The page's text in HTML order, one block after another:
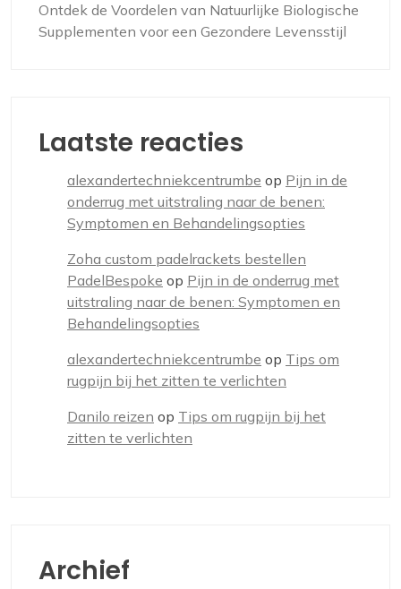
Ontdek de Voordelen van Natuurlijke Biologische
Supplementen voor een Gezondere Levensstijl
Laatste reacties
alexandertechniekcentrumbe op Pijn in de
onderrug met uitstraling naar de benen:
Symptomen en Behandelingsopties
Zoha custom padelrackets bestellen
PadelBespoke op Pijn in de onderrug met
uitstraling naar de benen: Symptomen en
Behandelingsopties
alexandertechniekcentrumbe op Tips om
rugpijn bij het zitten te verlichten
Danilo reizen op Tips om rugpijn bij het
zitten te verlichten
Archief